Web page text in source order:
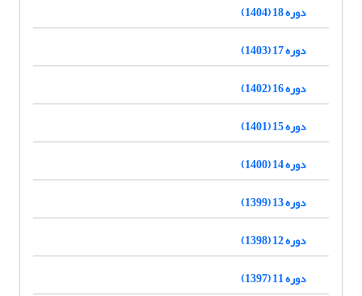
دوره 18 (1404)
دوره 17 (1403)
دوره 16 (1402)
دوره 15 (1401)
دوره 14 (1400)
دوره 13 (1399)
دوره 12 (1398)
دوره 11 (1397)